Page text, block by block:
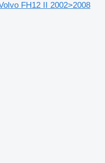
FH12 II 2002>2008